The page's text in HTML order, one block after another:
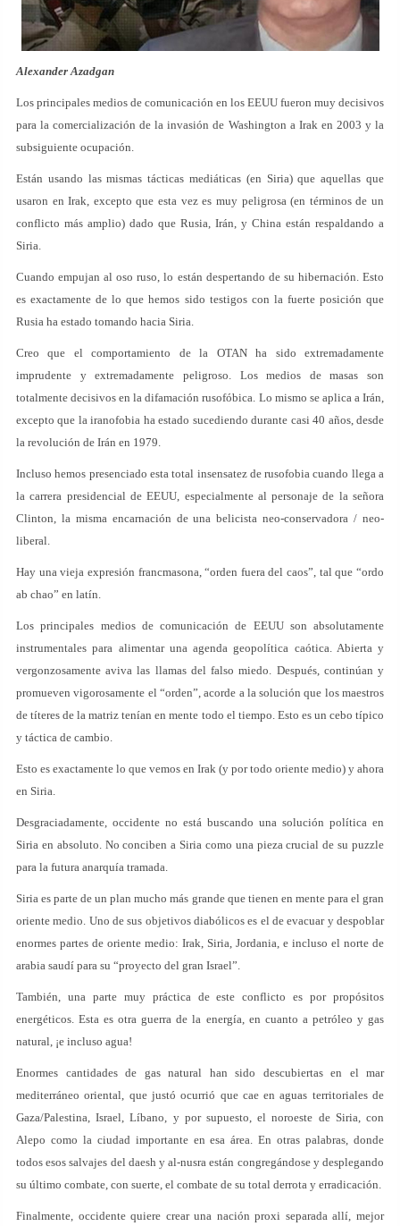
Alexander Azadgan
Los principales medios de comunicación en los EEUU fueron muy decisivos
para la comercialización de la invasión de Washington a Irak en 2003 y la
subsiguiente ocupación.
Están usando las mismas tácticas mediáticas (en Siria) que aquellas que
usaron en Irak, excepto que esta vez es muy peligrosa (en términos de un
conflicto más amplio) dado que Rusia, Irán, y China están respaldando a
Siria.
Cuando empujan al oso ruso, lo están despertando de su hibernación. Esto
es exactamente de lo que hemos sido testigos con la fuerte posición que
Rusia ha estado tomando hacia Siria.
Creo que el comportamiento de la OTAN ha sido extremadamente
imprudente y extremadamente peligroso. Los medios de masas son
totalmente decisivos en la difamación rusofóbica. Lo mismo se aplica a Irán,
excepto que la iranofobia ha estado sucediendo durante casi 40 años, desde
la revolución de Irán en 1979.
Incluso hemos presenciado esta total insensatez de rusofobia cuando llega a
la carrera presidencial de EEUU, especialmente al personaje de la señora
Clinton, la misma encarnación de una belicista neo-conservadora / neo-
liberal.
Hay una vieja expresión francmasona, “orden fuera del caos”, tal que “ordo
ab chao” en latín.
Los principales medios de comunicación de EEUU son absolutamente
instrumentales para alimentar una agenda geopolítica caótica. Abierta y
vergonzosamente aviva las llamas del falso miedo. Después, continúan y
promueven vigorosamente el “orden”, acorde a la solución que los maestros
de títeres de la matriz tenían en mente todo el tiempo. Esto es un cebo típico
y táctica de cambio.
Esto es exactamente lo que vemos en Irak (y por todo oriente medio) y ahora
en Siria.
Desgraciadamente, occidente no está buscando una solución política en
Siria en absoluto. No conciben a Siria como una pieza crucial de su puzzle
para la futura anarquía tramada.
Siria es parte de un plan mucho más grande que tienen en mente para el gran
oriente medio. Uno de sus objetivos diabólicos es el de evacuar y despoblar
enormes partes de oriente medio: Irak, Siria, Jordania, e incluso el norte de
arabia saudí para su “proyecto del gran Israel”.
También, una parte muy práctica de este conflicto es por propósitos
energéticos. Esta es otra guerra de la energía, en cuanto a petróleo y gas
natural, ¡e incluso agua!
Enormes cantidades de gas natural han sido descubiertas en el mar
mediterráneo oriental, que justó ocurrió que cae en aguas territoriales de
Gaza/Palestina, Israel, Líbano, y por supuesto, el noroeste de Siria, con
Alepo como la ciudad importante en esa área. En otras palabras, donde
todos esos salvajes del daesh y al-nusra están congregándose y desplegando
su último combate, con suerte, el combate de su total derrota y erradicación.
Finalmente, occidente quiere crear una nación proxi separada allí, mejor